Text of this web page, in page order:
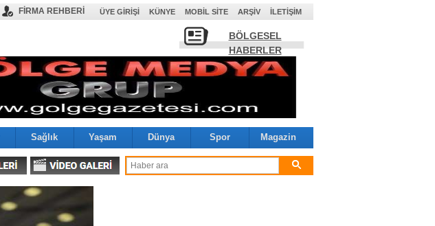
İLETIŞIM
ARŞIV
MOBIL SITE
KÜNYE
ÜYE GIRIŞI
FİRMA REHBERİ
BÖLGESEL
HABERLER
Sağlık Yaşam Dünya Spor Magazin